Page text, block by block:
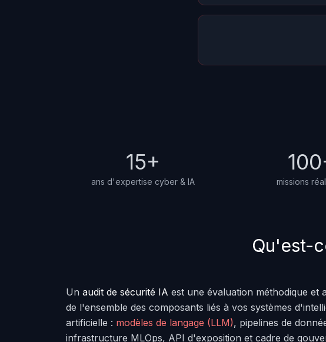
15+
ans d'expertise cyber & IA missions
Qu'est-
Un audit de sécurité IA est une évaluation méthodique et
de l'ensemble des composants liés à vos systèmes
artificielle : modèles de langage (LLM), pipelines de
infrastructure MLOps, API d'exposition et cadre de